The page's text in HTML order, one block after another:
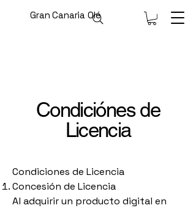
Gran Canaria Olé
Condiciónes de
Licencia
Condiciones de Licencia
Concesión de Licencia
Al adquirir un producto digital en